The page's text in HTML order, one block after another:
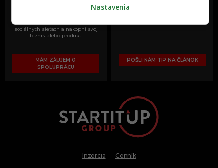
Oslov reklamou viac ako milión
sociálnych sieťach a nakopni svoj
biznis alebo produkt.
MÁM ZÁUJEM O
SPOLUPRÁCU
Vieš o niečom zaujímavom alebo
POŠLI NÁM TIP NA ČLÁNOK
Inzercia Cenník
Nastavenia